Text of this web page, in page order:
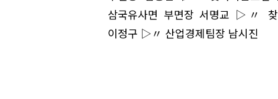
삼국유사면 부면장 서명교 ▷〃
이정구 ▷〃 산업경제팀장 남시진